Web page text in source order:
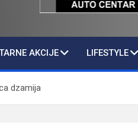
AKCIJE LIFESTYLE
dzamija